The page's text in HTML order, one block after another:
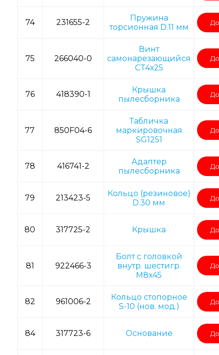
74 231655-2
Пружина
торсионная D.11 мм
75 266040-0
Винт
самонарезающийся
CT4х25
76 418390-1
Крышка
пылесборника
77 850F04-6
Табличка
маркировочная
SG1251
78 416741-2
Адаптер
пылесборника
79 213423-5
Кольцо (резиновое)
D.30 мм
80 317725-2 Крышка
81 922466-3
Болт с головкой
внутр. шестигр.
М8х45
82 961006-2
Кольцо стопорное
S-10 (нов. мод.)
84 317723-6 Основание